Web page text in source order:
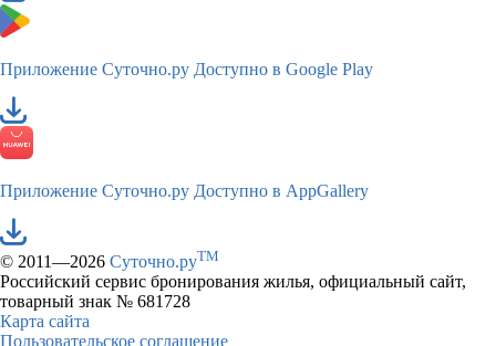
Приложение Суточно.ру Доступно в Google Play
Приложение Суточно.ру Доступно в AppGallery
© 2011—2026 Суточно.руTM
Российский сервис бронирования жилья, официальный сайт,
товарный знак № 681728
Карта сайта
Пользовательское соглашение